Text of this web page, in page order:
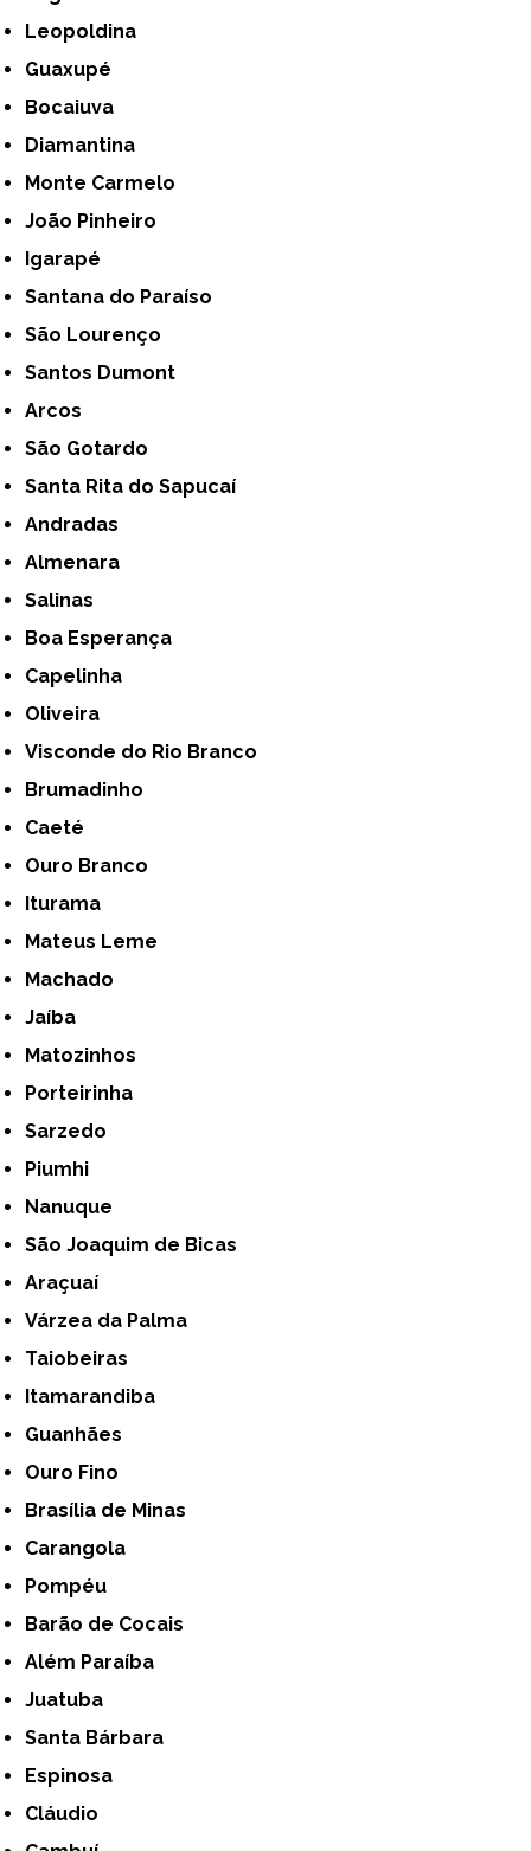
Leopoldina
Guaxupé
Bocaiuva
Diamantina
Monte Carmelo
João Pinheiro
Igarapé
Santana do Paraíso
São Lourenço
Santos Dumont
Arcos
São Gotardo
Santa Rita do Sapucaí
Andradas
Almenara
Salinas
Boa Esperança
Capelinha
Oliveira
Visconde do Rio Branco
Brumadinho
Caeté
Ouro Branco
Iturama
Mateus Leme
Machado
Jaíba
Matozinhos
Porteirinha
Sarzedo
Piumhi
Nanuque
São Joaquim de Bicas
Araçuaí
Várzea da Palma
Taiobeiras
Itamarandiba
Guanhães
Ouro Fino
Brasília de Minas
Carangola
Pompéu
Barão de Cocais
Além Paraíba
Juatuba
Santa Bárbara
Espinosa
Cláudio